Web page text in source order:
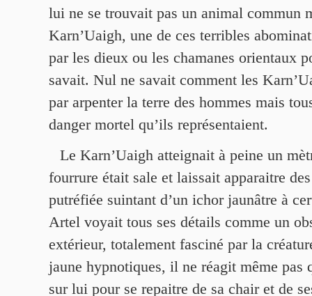
lui ne se trouvait pas un animal commun
Karn’Uaigh, une de ces terribles
par les dieux ou les chamanes orientaux
savait. Nul ne savait comment les
par arpenter la terre des hommes mais
danger mortel qu’ils représentaient.
Le Karn’Uaigh atteignait à peine un
fourrure était sale et laissait apparaitre
putréfiée suintant d’un ichor jaunâtre à
Artel voyait tous ses détails comme un
extérieur, totalement fasciné par la
jaune hypnotiques, il ne réagit même pas
sur lui pour se repaitre de sa chair et de